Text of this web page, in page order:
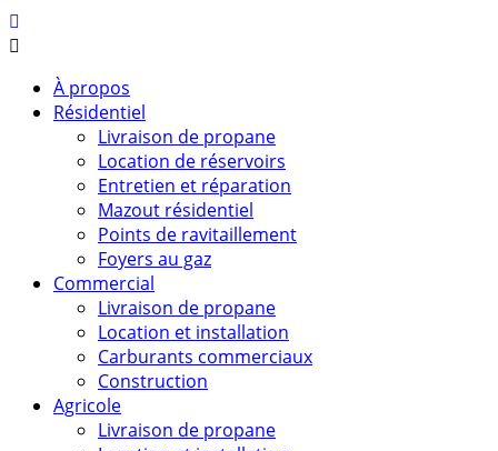
À propos
Résidentiel
Livraison de propane
Location de réservoirs
Entretien et réparation
Mazout résidentiel
Points de ravitaillement
Foyers au gaz
Commercial
Livraison de propane
Location et installation
Carburants commerciaux
Construction
Agricole
Livraison de propane